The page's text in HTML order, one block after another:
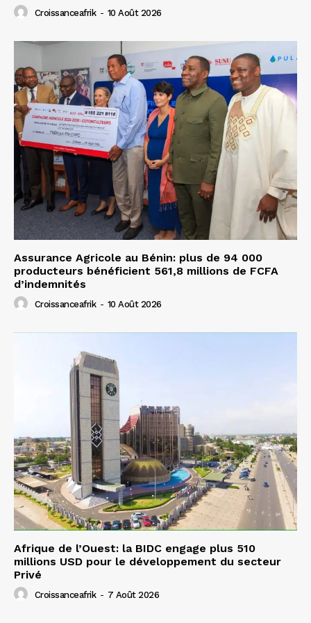
Croissanceafrik - 10 Août 2026
Assurance Agricole au Bénin: plus de 94 000
producteurs bénéficient 561,8 millions de FCFA
d’indemnités
Croissanceafrik - 10 Août 2026
Afrique de l’Ouest: la BIDC engage plus 510
millions USD pour le développement du secteur
Privé
Croissanceafrik - 7 Août 2026